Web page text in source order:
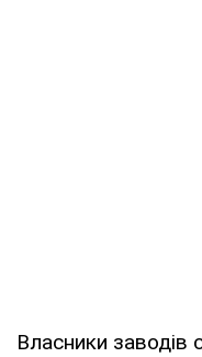
Власники заводів